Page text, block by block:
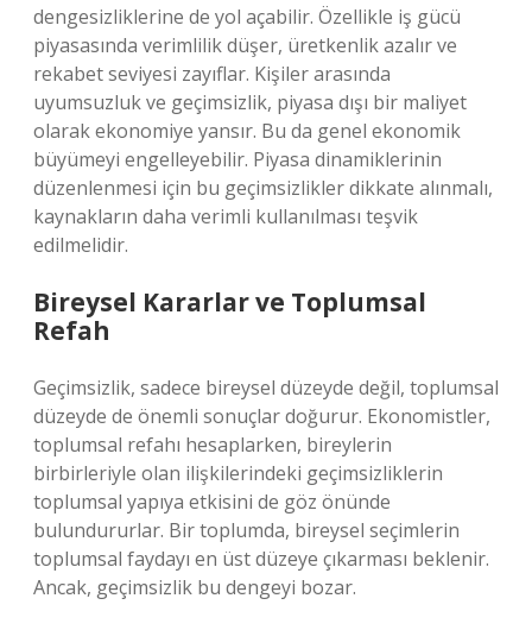
dengesizliklerine de yol açabilir. Özellikle iş gücü
piyasasında verimlilik düşer, üretkenlik azalır ve
rekabet seviyesi zayıflar. Kişiler arasında
uyumsuzluk ve geçimsizlik, piyasa dışı bir maliyet
olarak ekonomiye yansır. Bu da genel ekonomik
büyümeyi engelleyebilir. Piyasa dinamiklerinin
düzenlenmesi için bu geçimsizlikler dikkate alınmalı,
kaynakların daha verimli kullanılması teşvik
edilmelidir.
Bireysel Kararlar ve Toplumsal
Refah
Geçimsizlik, sadece bireysel düzeyde değil, toplumsal
düzeyde de önemli sonuçlar doğurur. Ekonomistler,
toplumsal refahı hesaplarken, bireylerin
birbirleriyle olan ilişkilerindeki geçimsizliklerin
toplumsal yapıya etkisini de göz önünde
bulundururlar. Bir toplumda, bireysel seçimlerin
toplumsal faydayı en üst düzeye çıkarması beklenir.
Ancak, geçimsizlik bu dengeyi bozar.